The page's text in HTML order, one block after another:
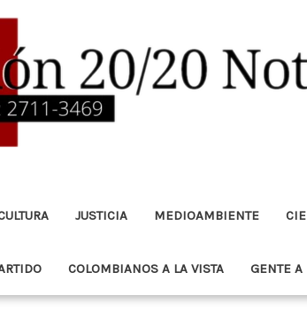
JUSTICIA MEDIOAMBIENTE
COLOMBIANOS A LA VISTA GENTE A